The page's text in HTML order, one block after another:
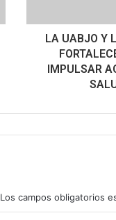
LA UABJO Y
IMPULSAR
Los campos obligatorios